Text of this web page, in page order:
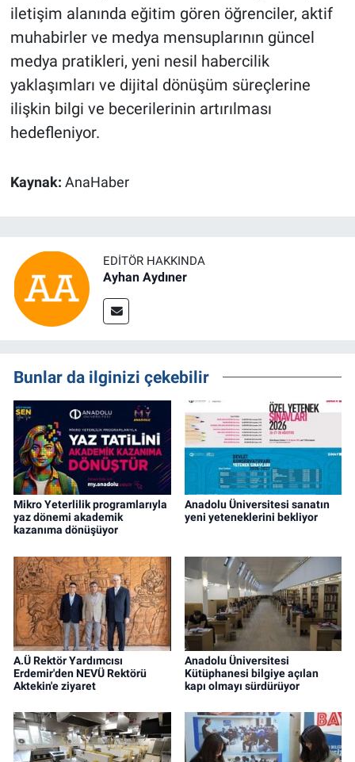
iletişim alanında eğitim gören öğrenciler, aktif
muhabirler ve medya mensuplarının güncel
medya pratikleri, yeni nesil habercilik
yaklaşımları ve dijital dönüşüm süreçlerine
ilişkin bilgi ve becerilerinin artırılması
hedefleniyor.
Kaynak: AnaHaber
EDITÖR HAKKINDA
Ayhan Aydıner
Bunlar da ilginizi çekebilir
Mikro Yeterlilik programlarıyla
yaz dönemi akademik
kazanıma dönüşüyor
Anadolu Üniversitesi sanatın
yeni yeteneklerini bekliyor
A.Ü Rektör Yardımcısı
Erdemir'den NEVÜ Rektörü
Aktekin'e ziyaret
Anadolu Üniversitesi
Kütüphanesi bilgiye açılan
kapı olmayı sürdürüyor